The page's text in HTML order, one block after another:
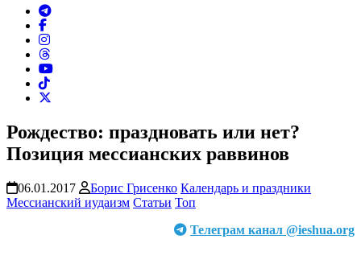
Рождество: праздновать или нет?
Позиция мессианских раввинов
06.01.2017 Борис Грисенко Календарь и праздники
Мессианский иудаизм Статьи Топ
Телеграм канал @ieshua.org